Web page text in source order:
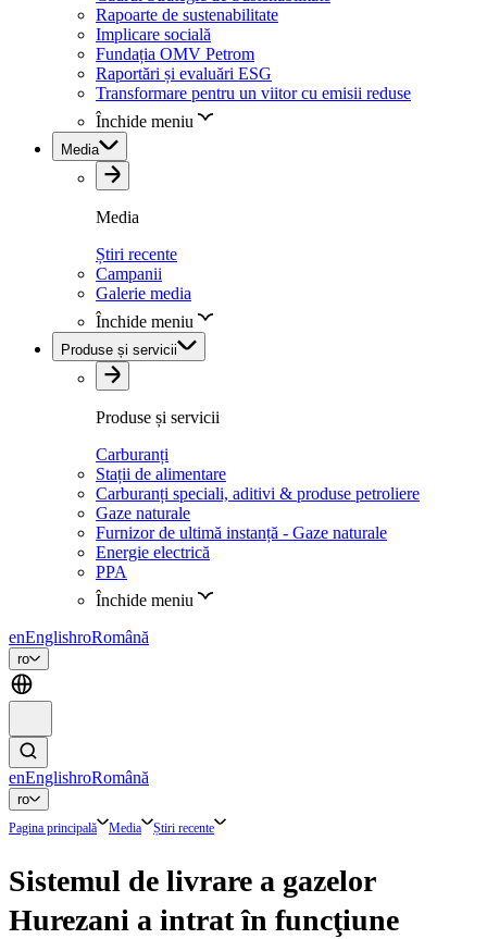
Rapoarte de sustenabilitate
Implicare socială
Fundația OMV Petrom
Raportări și evaluări ESG
Transformare pentru un viitor cu emisii reduse
Închide meniu
Media
Media
Știri recente
Campanii
Galerie media
Închide meniu
Produse și servicii
Produse și servicii
Carburanți
Stații de alimentare
Carburanți speciali, aditivi & produse petroliere
Gaze naturale
Furnizor de ultimă instanță - Gaze naturale
Energie electrică
PPA
Închide meniu
enEnglishroRomână
ro
enEnglishroRomână
ro
Pagina principală Media Știri recente
Sistemul de livrare a gazelor
Hurezani a intrat în funcţiune